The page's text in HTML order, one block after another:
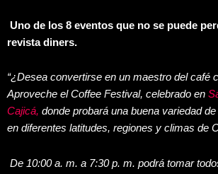
Uno de los 8 eventos que no se puede
revista diners.
“¿Desea convertirse en un maestro del café
Aproveche el Coffee Festival, celebrado en
Cajicá, donde probará una buena variedad
en diferentes latitudes, regiones y climas de
De 10:00 a. m. a 7:30 p. m. podrá tomar